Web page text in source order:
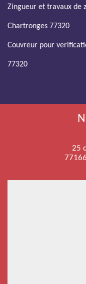
Zingueur et travaux de
Chartronges 77320
Couvreur pour
77320
25